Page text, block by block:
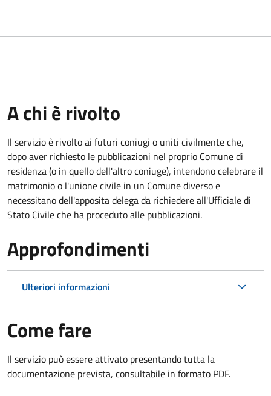
A chi è rivolto
Il servizio è rivolto ai futuri coniugi o uniti civilmente che,
dopo aver richiesto le pubblicazioni nel proprio Comune di
residenza (o in quello dell'altro coniuge), intendono celebrare il
matrimonio o l'unione civile in un Comune diverso e
necessitano dell'apposita delega da richiedere all'Ufficiale di
Stato Civile che ha proceduto alle pubblicazioni.
Approfondimenti
Ulteriori informazioni
Come fare
Il servizio può essere attivato presentando tutta la
documentazione prevista, consultabile in formato PDF.